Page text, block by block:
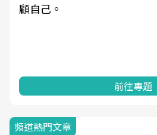
顧自己。
前往專題
頻道熱門文章